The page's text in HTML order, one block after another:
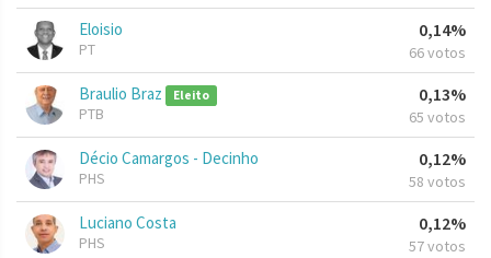
Eloisio
PT
0,14%
66 votos
Braulio Braz Eleito
PTB
0,13%
65 votos
Décio Camargos - Decinho
PHS
0,12%
58 votos
Luciano Costa
PHS
0,12%
57 votos